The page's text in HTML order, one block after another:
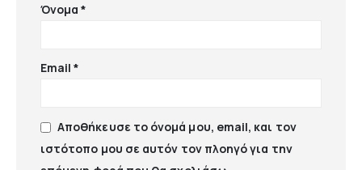
Όνομα*
Email*
Αποθήκευσε το όνομά μου, email, και τον
ιστότοπο μου σε αυτόν τον πλοηγό για την